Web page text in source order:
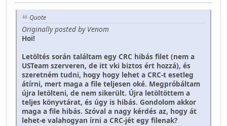
Quote
Originally posted by Venom
Hoi!
Letöltés során találtam egy CRC hibás filet (nem a
USTeam szerveren, de itt vki biztos ért hozzá), és
szeretném tudni, hogy hogy lehet a CRC-t esetleg
átírni, mert maga a file teljesen oké. Megpróbáltam
újra letölteni, de nem sikerült. Újra letöltöttem a
teljes könyvtárat, és úgy is hibás. Gondolom akkor
maga a file hibás. Szóval a nagy kérdés az, hogy át
lehet-e valahogyan írni a CRC-jét egy filenak?